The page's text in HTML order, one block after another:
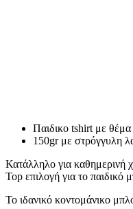
Παιδικο tshirt με
150gr με στρόγγυλη
Κατάλληλο για καθημερινή
Top επιλογή για το παιδικό
Το ιδανικό κοντομάνικο